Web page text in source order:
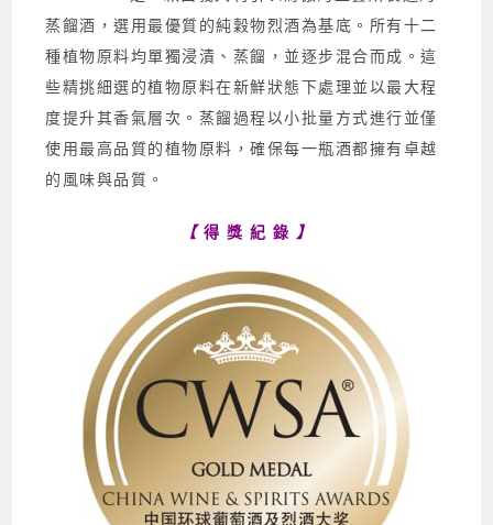
蒸餾酒，選用最優質的純穀物烈酒為基底。所有十二
種植物原料均單獨浸漬、蒸餾，並逐步混合而成。這
些精挑細選的植物原料在新鮮狀態下處理並以最大程
度提升其香氣層次。蒸餾過程以小批量方式進行並僅
使用最高品質的植物原料，確保每一瓶酒都擁有卓越
的風味與品質。
【 得 獎 紀 錄 】